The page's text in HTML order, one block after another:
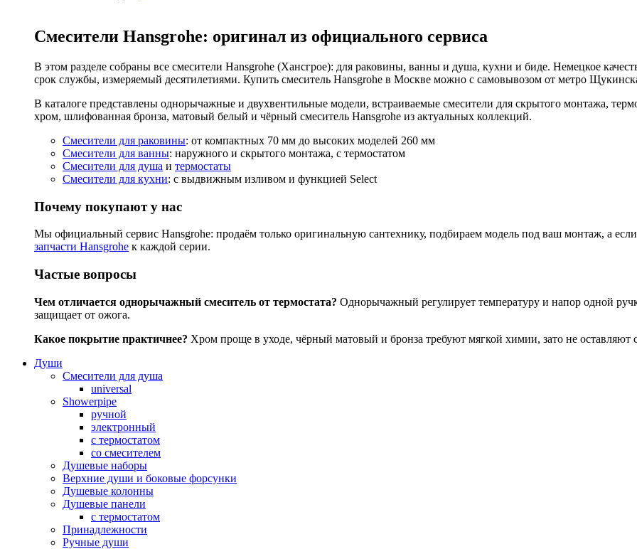
Смесители Hansgrohe: оригинал из официального сервиса
В этом разделе собраны все смесители Hansgrohe (Хансгрое): для раковины, ванны и душа, кухни и биде. Немецкое
срок службы, измеряемый десятилетиями. Купить смеситель Hansgrohe в Москве можно с самовывозом от метро
В каталоге представлены однорычажные и двухвентильные модели, встраиваемые смесители для скрытого монтажа,
хром, шлифованная бронза, матовый белый и чёрный смеситель Hansgrohe из актуальных коллекций.
Смесители для раковины: от компактных 70 мм до высоких моделей 260 мм
Смесители для ванны: наружного и скрытого монтажа, с термостатом
Смесители для душа и термостаты
Смесители для кухни: с выдвижным изливом и функцией Select
Почему покупают у нас
Мы официальный сервис Hansgrohe: продаём только оригинальную сантехнику, подбираем модель под ваш монтаж, а
запчасти Hansgrohe к каждой серии.
Частые вопросы
Чем отличается однорычажный смеситель от термостата? Однорычажный регулирует температуру и напор одной
защищает от ожога.
Какое покрытие практичнее? Хром проще в уходе, чёрный матовый и бронза требуют мягкой химии, зато не оставляют
Души
Смесители для душа
universal
Showerpipe
ручной
электронный
с термостатом
со смесителем
Душевые наборы
Верхние души и боковые форсунки
Душевые колонны
Душевые панели
с термостатом
Принадлежности
Ручные души